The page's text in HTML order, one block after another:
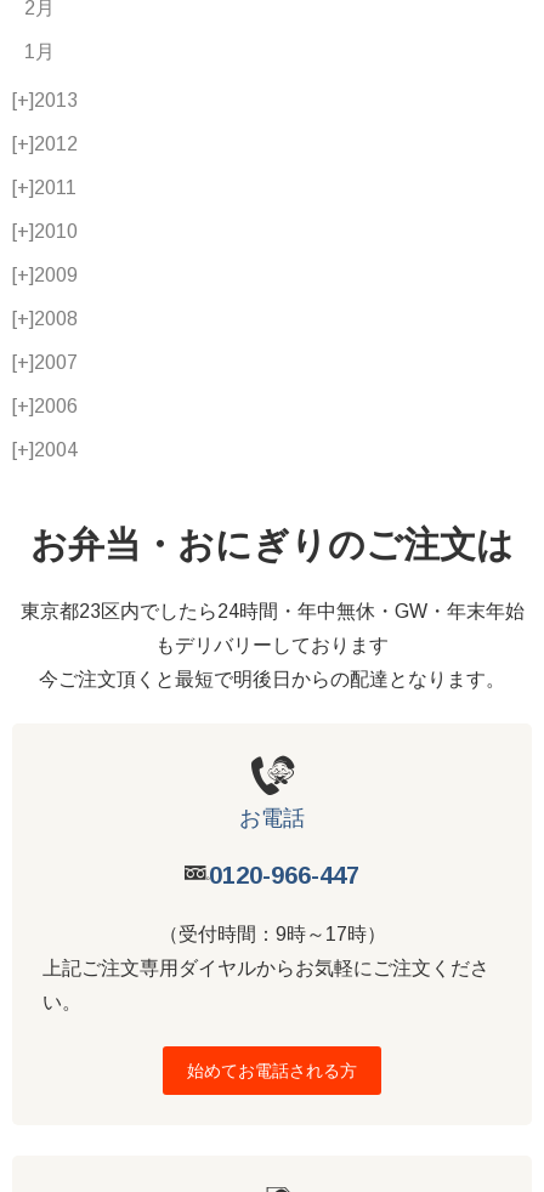
2月
1月
[+]2013
[+]2012
[+]2011
[+]2010
[+]2009
[+]2008
[+]2007
[+]2006
[+]2004
お弁当・おにぎりのご注文は
東京都23区内でしたら24時間・年中無休・GW・年末年始
もデリバリーしております
今ご注文頂くと最短で明後日からの配達となります。
お電話
0120-966-447
（受付時間：9時～17時）
上記ご注文専用ダイヤルからお気軽にご注文くださ
い。
始めてお電話される方